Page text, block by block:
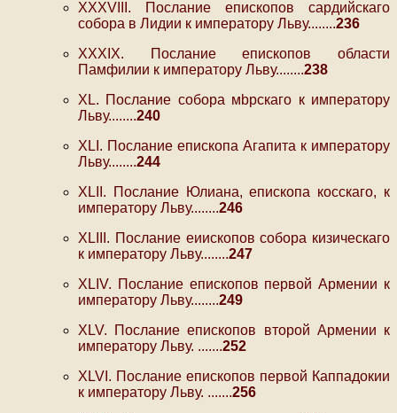
XXXVIII. Послание епископов сардийскаго
собора в Лидии к императору Льву........236
XXXIX. Послание епископов области
Памфилии к императору Льву........238
XL. Послание собора мbрскаго к императору
Льву........240
XLI. Послание епископа Агапита к императору
Льву........244
XLII. Послание Юлиана, епископа косскаго, к
императору Льву........246
XLIII. Послание еиископов собора кизическаго
к императору Льву........247
XLIV. Послание епископов первой Армении к
императору Льву........249
XLV. Послание епископов второй Армении к
императору Льву. .......252
XLVI. Послание епископов первой Каппадокии
к императору Льву. .......256